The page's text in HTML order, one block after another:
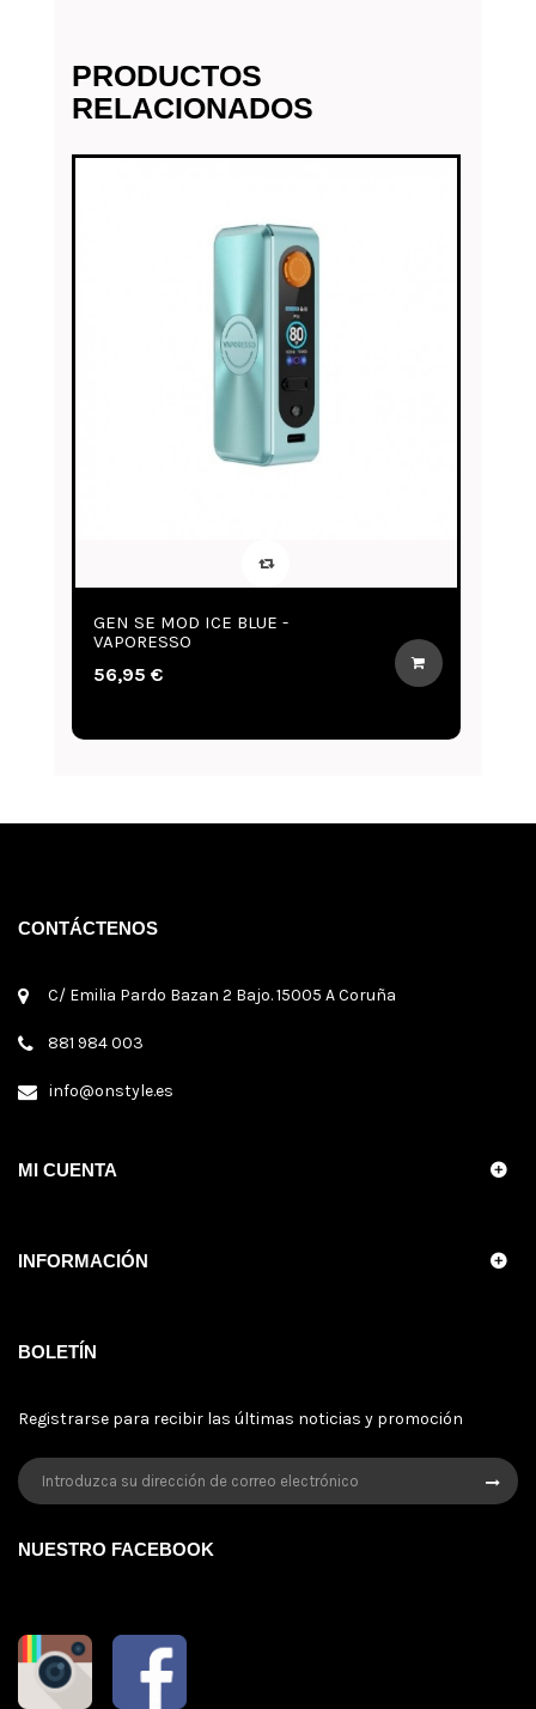
PRODUCTOS
RELACIONADOS
GEN SE MOD STORM BLUE -
CONTÁCTENOS
C/ Emilia Pardo Bazan 2 Bajo. 15005 A Coruña
881 984 003
info@onstyle.es
MI CUENTA
INFORMACIÓN
BOLETÍN
Registrarse para recibir las últimas noticias y promoción
NUESTRO FACEBOOK